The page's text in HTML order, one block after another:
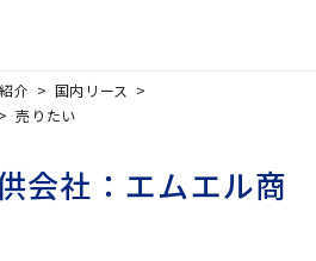
介
国内リース
売りたい
会社：エムエル商